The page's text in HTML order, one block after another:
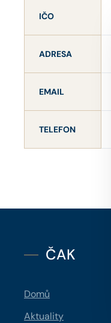
IČO
ADRESA
EMAIL
TELEFON
ČAK
Domů
Aktuality